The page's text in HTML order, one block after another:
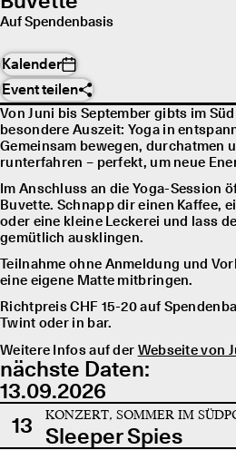
Auf Spendenbasis
Kalender
Event teilen
Von Juni bis September gibts im
besondere Auszeit: Yoga in
Gemeinsam bewegen, durchatmen
runterfahren – perfekt, um neue
Im Anschluss an die Yoga-Session
Buvette. Schnapp dir einen Kaffee,
oder eine kleine Leckerei und lass
gemütlich ausklingen.
Teilnahme ohne Anmeldung und
eine eigene Matte mitbringen.
Richtpreis CHF 15-20 auf
Twint oder in bar.
Weitere Infos auf der Webseite von
nächste Daten:
13.09.2026
13
KONZERT, SOMMER IM
Sleeper Spies